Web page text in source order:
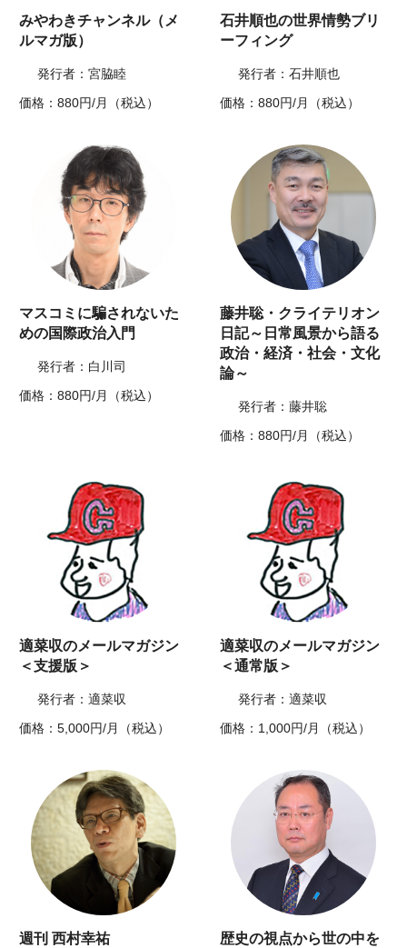
みやわきチャンネル（メ
ルマガ版）
発行者：宮脇睦
価格：880円/月（税込）
石井順也の世界情勢ブリ
ーフィング
発行者：石井順也
価格：880円/月（税込）
マスコミに騙されないた
めの国際政治入門
発行者：白川司
価格：880円/月（税込）
藤井聡・クライテリオン
日記～日常風景から語る
政治・経済・社会・文化
論～
発行者：藤井聡
価格：880円/月（税込）
適菜収のメールマガジン
＜支援版＞
発行者：適菜収
価格：5,000円/月（税込）
適菜収のメールマガジン
＜通常版＞
発行者：適菜収
価格：1,000円/月（税込）
週刊 西村幸祐
歴史の視点から世の中を